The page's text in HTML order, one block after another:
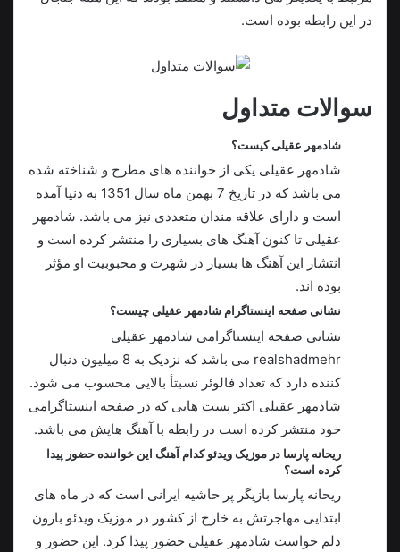
در این رابطه بوده‌ است.
سوالات متداول
شادمهر عقیلی کیست؟
شادمهر عقیلی يکی از خواننده های مطرح و شناخته شده
می باشد که در تاریخ 7 بهمن ماه سال 1351 به دنیا آمده
است و دارای علاقه مندان متعددی نیز می باشد. شادمهر
عقیلی تا کنون آهنگ های بسیاری را منتشر کرده است و
انتشار این آهنگ ها بسیار در شهرت و محبوبیت او مؤثر
بوده اند.
نشانی صفحه اینستاگرام شادمهر عقیلی چیست؟
نشانی صفحه اینستاگرامی شادمهر عقیلی
realshadmehr می باشد که نزدیک به 8 میلیون دنبال
کننده دارد که تعداد فالوئر نسبتأ بالایی محسوب می شود.
شادمهر عقیلی اکثر پست هایی که در صفحه اینستاگرامی
خود منتشر کرده است در رابطه با آهنگ هایش می باشد.
ریحانه پارسا در موزیک ویدئو کدام آهنگ این خواننده حضور پیدا
کرده است؟
ریحانه پارسا بازیگر پر حاشیه ايرانی است که در ماه های
ابتدایی مهاجرتش به خارج از کشور در موزیک ویدئو بارون
دلم خواست شادمهر عقیلی حضور پیدا کرد. این حضور و